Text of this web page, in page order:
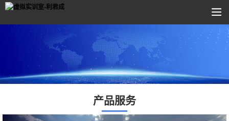
产品服务